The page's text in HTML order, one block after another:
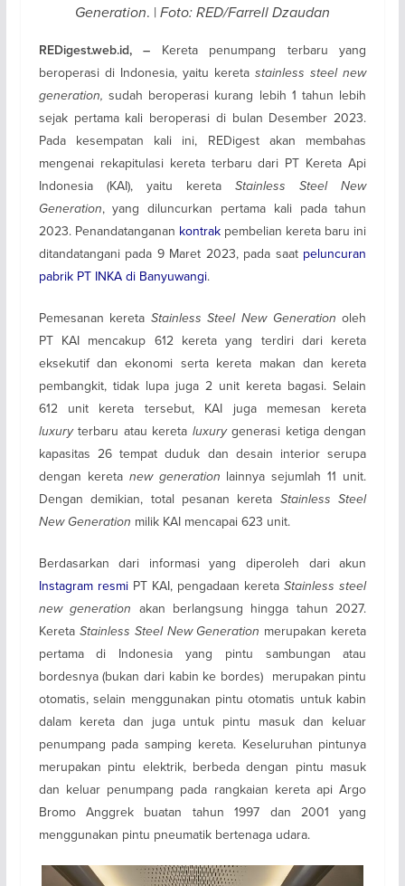
Generation. | Foto: RED/Farrell Dzaudan
REDigest.web.id, – Kereta penumpang terbaru yang
beroperasi di Indonesia, yaitu keretastainless steel new
generation, sudah beroperasi kurang lebih 1 tahun lebih
sejak pertama kali beroperasi di bulan Desember 2023.
Pada kesempatan kali ini, REDigest akan membahas
mengenai rekapitulasi kereta terbaru dari PT Kereta Api
Indonesia (KAI), yaitu keretaStainless Steel New
Generation, yang diluncurkan pertama kali pada tahun
2023. Penandatanganan kontrakpembelian kereta baru ini
ditandatangani pada 9 Maret 2023, pada saat peluncuran
pabrik PT INKA di Banyuwangi.
Pemesanan kereta Stainless Steel New Generationoleh
PT KAI mencakup 612 kereta yang terdiri dari kereta
eksekutif dan ekonomi serta kereta makan dan kereta
pembangkit, tidak lupa juga 2 unit kereta bagasi. Selain
612 unit kereta tersebut, KAI juga memesan kereta
luxuryterbaru atau kereta luxurygenerasi ketiga dengan
kapasitas 26 tempat duduk dan desain interior serupa
dengan kereta new generation lainnya sejumlah 11 unit.
Dengan demikian, total pesanan kereta Stainless Steel
New Generation milik KAI mencapai 623 unit.
Berdasarkan dari informasi yang diperoleh dari akun
Instagram resmiPT KAI, pengadaan keretaStainless steel
new generation akan berlangsung hingga tahun 2027.
Kereta Stainless Steel New Generation merupakan kereta
pertama di Indonesia yang pintu sambungan atau
bordesnya (bukan dari kabin ke bordes) merupakan pintu
otomatis, selain menggunakan pintu otomatis untuk kabin
dalam kereta dan juga untuk pintu masuk dan keluar
penumpang pada samping kereta. Keseluruhan pintunya
merupakan pintu elektrik, berbeda dengan pintu masuk
dan keluar penumpang pada rangkaian kereta api Argo
Bromo Anggrek buatan tahun 1997 dan 2001 yang
menggunakan pintu pneumatik bertenaga udara.